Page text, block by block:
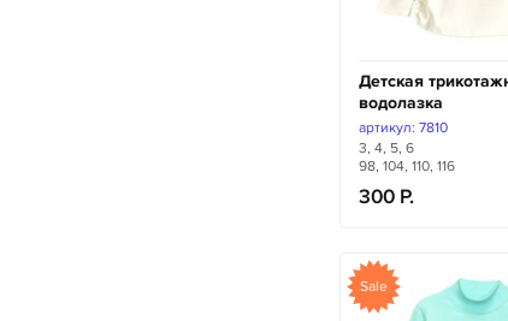
Детская
водолазка
артикул: 7810
3, 4, 5, 6
98, 104, 110, 116
300
Sale